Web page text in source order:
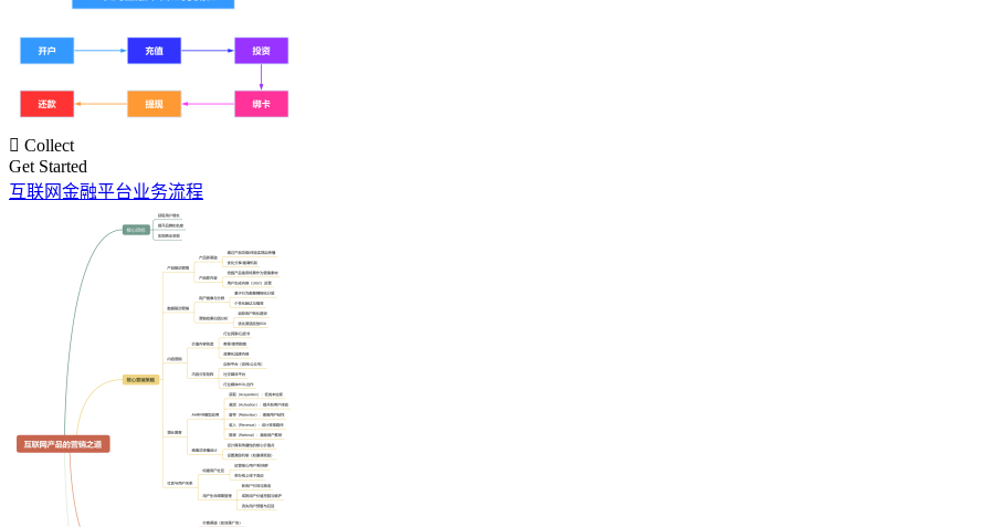
 Collect
Get Started
互联网金融平台业务流程